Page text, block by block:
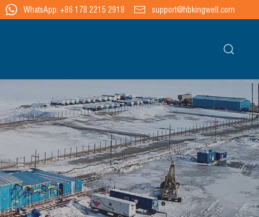
WhatsApp: +86 178 2215 2918 support@hbkingwell.com